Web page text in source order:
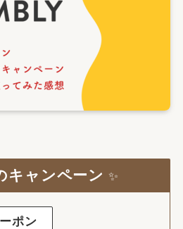
キャンペーン ✨
ポン